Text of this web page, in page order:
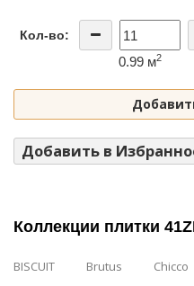
Кол-во:
0.99 м2
Добавить в
Коллекции плитки
BISCUIT Brutus Chicco